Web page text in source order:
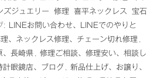
ズジュエリー 修理 喜平ネックレス
宝石
:
LINEお問い合わせ、LINEでのやりと
、ネックレス修理、チェーン切れ修理
、長崎県
修理ご相談、修理安い、相談し
計眼鏡店、ブログ
新品仕上げ、お譲り、